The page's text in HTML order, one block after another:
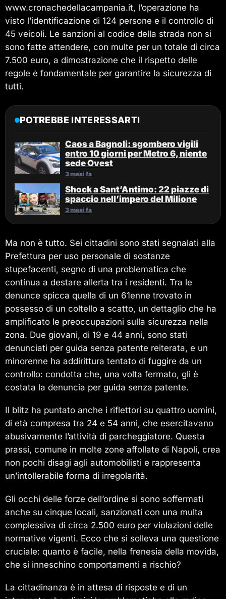
www.cronachedellacampania.it, l’operazione ha
visto l’identificazione di 124 persone e il controllo di
45 veicoli. Le sanzioni al codice della strada non si
sono fatte attendere, con multe per un totale di circa
7.500 euro, a dimostrazione che il rispetto delle
regole è fondamentale per garantire la sicurezza di
tutti.
POTREBBE INTERESSARTI
Caos a Bagnoli: sgombero vigili
entro 10 giorni per Metro 6, niente
sede Ovest
3 mesi fa
Shock a Sant’Antimo: 22 piazze di
spaccio nell’impero del Milione
3 mesi fa
Ma non è tutto. Sei cittadini sono stati segnalati alla
Prefettura per uso personale di sostanze
stupefacenti, segno di una problematica che
continua a destare allerta tra i residenti. Tra le
denunce spicca quella di un 61enne trovato in
possesso di un coltello a scatto, un dettaglio che ha
amplificato le preoccupazioni sulla sicurezza nella
zona. Due giovani, di 19 e 44 anni, sono stati
denunciati per guida senza patente reiterata, e un
minorenne ha addirittura tentato di fuggire da un
controllo: condotta che, una volta fermato, gli è
costata la denuncia per guida senza patente.
Il blitz ha puntato anche i riflettori su quattro uomini,
di età compresa tra 24 e 54 anni, che esercitavano
abusivamente l’attività di parcheggiatore. Questa
prassi, comune in molte zone affollate di Napoli, crea
non pochi disagi agli automobilisti e rappresenta
un’intollerabile forma di irregolarità.
Gli occhi delle forze dell’ordine si sono soffermati
anche su cinque locali, sanzionati con una multa
complessiva di circa 2.500 euro per violazioni delle
normative vigenti. Ecco che si solleva una questione
cruciale: quanto è facile, nella frenesia della movida,
che si inneschino comportamenti a rischio?
La cittadinanza è in attesa di risposte e di un